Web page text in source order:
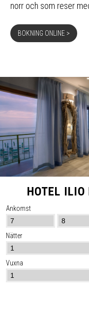
norr och som reser
BOKNING ONLINE >
HOTEL ILIO
Ankomst
Nätter
Vuxna